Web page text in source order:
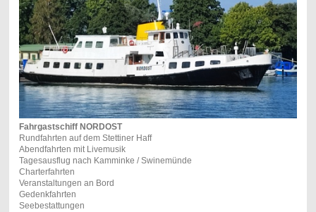
Fahrgastschiff NORDOST
Rundfahrten auf dem Stettiner Haff
Abendfahrten mit Livemusik
Tagesausflug nach Kamminke / Swinemünde
Charterfahrten
Veranstaltungen an Bord
Gedenkfahrten
Seebestattungen